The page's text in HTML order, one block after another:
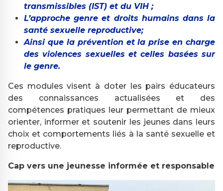
transmissibles (IST) et du VIH ;
L’approche genre et droits humains dans la
santé sexuelle reproductive;
Ainsi que la prévention et la prise en charge
des violences sexuelles et celles basées sur
le genre.
Ces modules visent à doter les pairs éducateurs
des connaissances actualisées et des
compétences pratiques leur permettant de mieux
orienter, informer et soutenir les jeunes dans leurs
choix et comportements liés à la santé sexuelle et
reproductive.
Cap vers une jeunesse informée et responsable